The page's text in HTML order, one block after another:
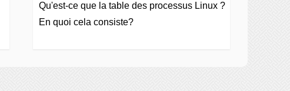
Qu'est-ce que la table des processus Linux ?
En quoi cela consiste?